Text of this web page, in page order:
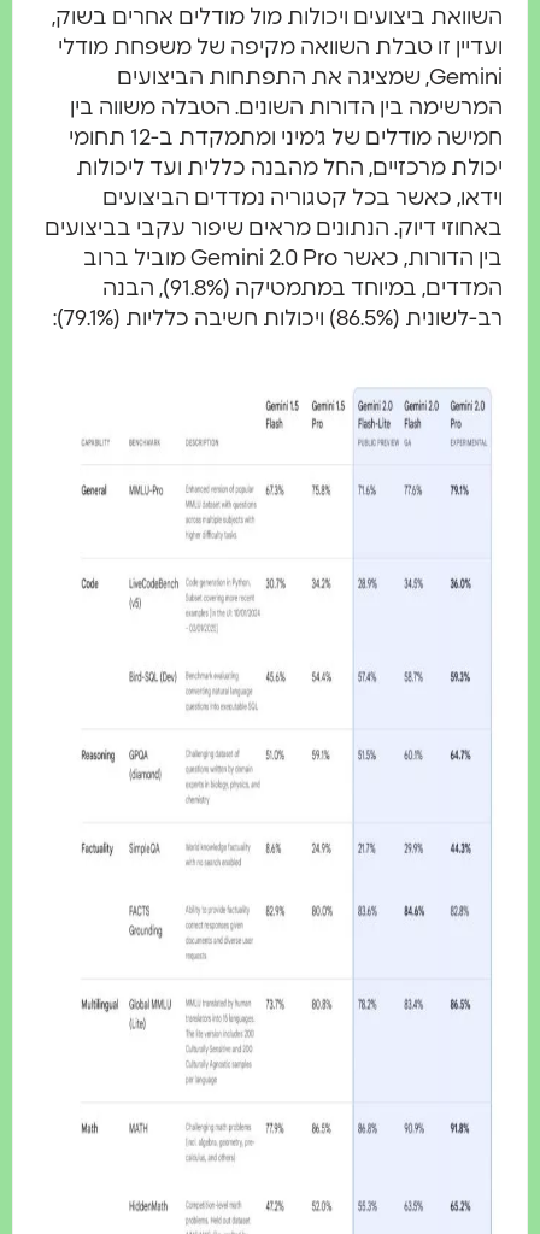
השוואת ביצועים ויכולות מול מודלים אחרים בשוק,
ועדיין זו טבלת השוואה מקיפה של משפחת מודלי
Gemini, שמציגה את התפתחות הביצועים
המרשימה בין הדורות השונים. הטבלה משווה בין
חמישה מודלים של ג׳מיני ומתמקדת ב-12 תחומי
יכולת מרכזיים, החל מהבנה כללית ועד ליכולות
וידאו, כאשר בכל קטגוריה נמדדים הביצועים
באחוזי דיוק. הנתונים מראים שיפור עקבי בביצועים
בין הדורות, כאשר Gemini 2.0 Pro מוביל ברוב
המדדים, במיוחד במתמטיקה (91.8%), הבנה
רב-לשונית (86.5%) ויכולות חשיבה כלליות (79.1%):